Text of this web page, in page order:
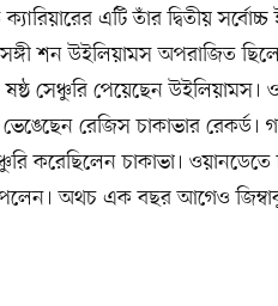
এটি তাঁর দ্বিতীয়
শন উইলিয়ামস অপরাজিত
ষষ্ঠ সেঞ্চুরি পেয়েছেন
রেজিস চাকাভার রেকর্ড।
করেছিলেন চাকাভা। ওয়ানডেতে
পেলেন। অথচ এক বছর আগেও